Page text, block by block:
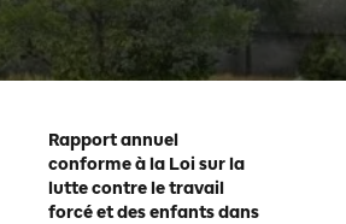
Rapport annuel
conforme à la Loi sur la
lutte contre le travail
forcé et des enfants dans